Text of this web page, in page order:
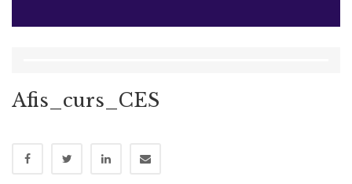
Afis_curs_CES